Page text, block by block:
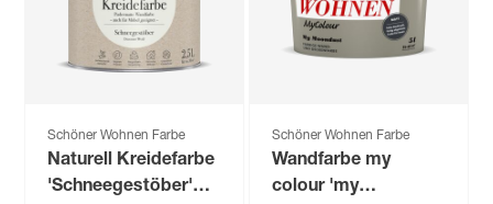
Schöner Wohnen Farbe
Naturell Kreidefarbe
'Schneegestöber'
Schöner Wohnen Farbe
Wandfarbe my
colour 'my